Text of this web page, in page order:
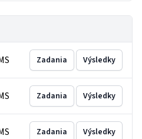
Zadania Výsledky
Zadania Výsledky
Zadania Výsledky